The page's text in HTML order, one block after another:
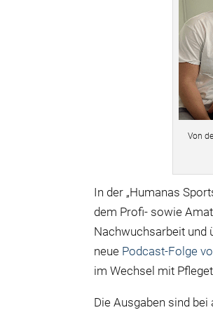
Von
In der „Humanas
dem Profi- sowie
Nachwuchsarbeit und
neue Podcast-Folge
im Wechsel mit
Die Ausgaben sind